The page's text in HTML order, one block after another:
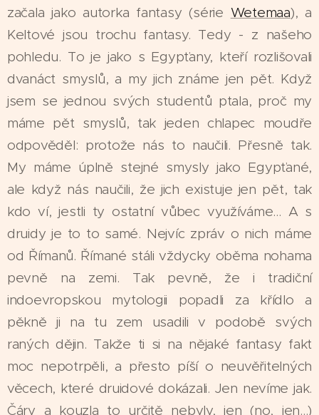
začala jako autorka fantasy (série Wetemaa), a
Keltové jsou trochu fantasy. Tedy - z našeho
pohledu. To je jako s Egypťany, kteří rozlišovali
dvanáct smyslů, a my jich známe jen pět. Když
jsem se jednou svých studentů ptala, proč my
máme pět smyslů, tak jeden chlapec moudře
odpověděl: protože nás to naučili. Přesně tak.
My máme úplně stejné smysly jako Egypťané,
ale když nás naučili, že jich existuje jen pět, tak
kdo ví, jestli ty ostatní vůbec využíváme... A s
druidy je to to samé. Nejvíc zpráv o nich máme
od Římanů. Římané stáli vždycky oběma nohama
pevně na zemi. Tak pevně, že i tradiční
indoevropskou mytologii popadli za křídlo a
pěkně ji na tu zem usadili v podobě svých
raných dějin. Takže ti si na nějaké fantasy fakt
moc nepotrpěli, a přesto píší o neuvěřitelných
věcech, které druidové dokázali. Jen nevíme jak.
Čáry a kouzla to určitě nebyly, jen (no, jen...)